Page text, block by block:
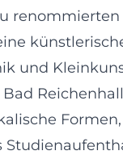
und